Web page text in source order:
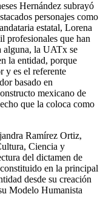
Hernández subrayó
personajes como
estatal, Lorena
profesionales que han
alguna, la UATx se
la entidad, porque
y es el referente
basado en
mexicano de
que la coloca como
Ramírez Ortiz,
Ciencia y
del dictamen de
en la principal
desde su creación
Modelo Humanista